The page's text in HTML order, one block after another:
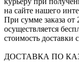
на сайте нашего
При сумме заказа от
осуществляется
стоимость доставки
ДОСТАВКА ПО